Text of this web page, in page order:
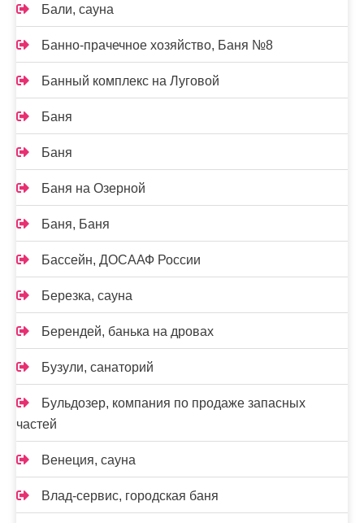
Бали, сауна
Банно-прачечное хозяйство, Баня №8
Банный комплекс на Луговой
Баня
Баня
Баня на Озерной
Баня, Баня
Бассейн, ДОСААФ России
Березка, сауна
Берендей, банька на дровах
Бузули, санаторий
Бульдозер, компания по продаже запасных
частей
Венеция, сауна
Влад-сервис, городская баня